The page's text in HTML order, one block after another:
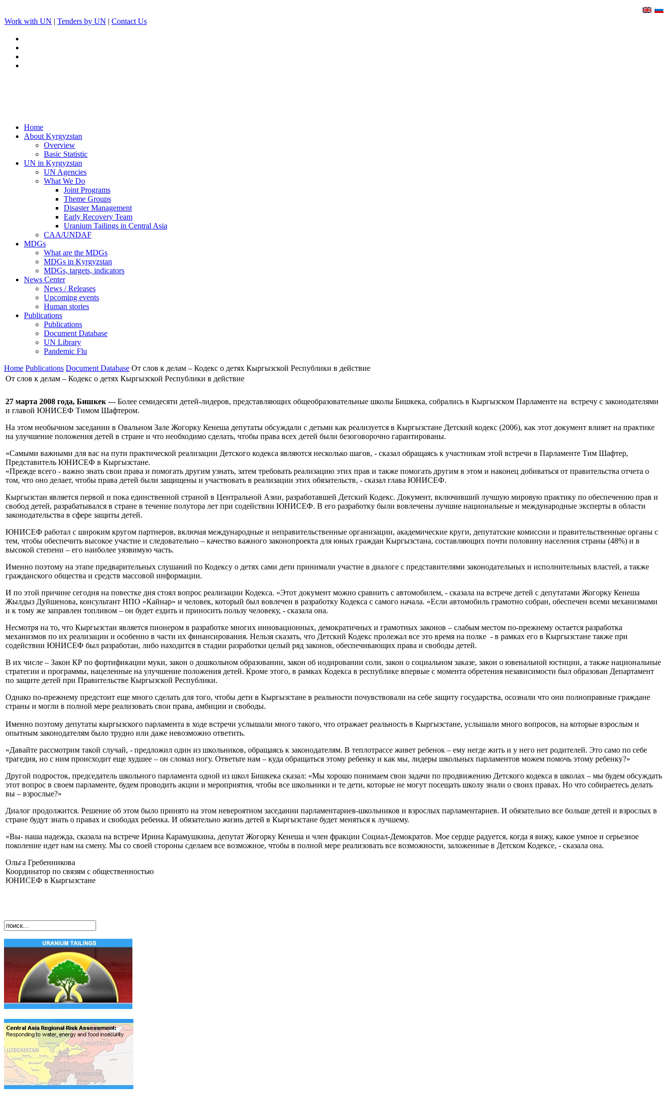
Work with UN | Tenders by UN | Contact Us
Home
About Kyrgyzstan
Overview
Basic Statistic
UN in Kyrgyzstan
UN Agencies
What We Do
Joint Programs
Theme Groups
Disaster Management
Early Recovery Team
Uranium Tailings in Central Asia
CAA/UNDAF
MDGs
What are the MDGs
MDGs in Kyrgyzstan
MDGs, targets, indicators
News Center
News / Releases
Upcoming events
Human stories
Publications
Publications
Document Database
UN Library
Pandemic Flu
Home Publications Document Database От слов к делам – Кодекс о детях Кыргызской Республики в действие
От слов к делам – Кодекс о детях Кыргызской Республики в действие
27 марта 2008 года, Бишкек --- Более семидесяти детей-лидеров, представляющих общеобразовательные школы Бишкека, собрались в Кыргызском Парламенте на встречу с законодателями
и главой ЮНИСЕФ Тимом Шафтером.
На этом необычном заседании в Овальном Зале Жогорку Кенеша депутаты обсуждали с детьми как реализуется в Кыргызстане Детский кодекс (2006), как этот документ влияет на практике
на улучшение положения детей в стране и что необходимо сделать, чтобы права всех детей были безоговорочно гарантированы.
«Самыми важными для вас на пути практической реализации Детского кодекса являются несколько шагов, - сказал обращаясь к участникам этой встречи в Парламенте Тим Шафтер,
Представитель ЮНИСЕФ в Кыргызстане.
«Прежде всего - важно знать свои права и помогать другим узнать, затем требовать реализацию этих прав и также помогать другим в этом и наконец добиваться от правительства отчета о
том, что оно делает, чтобы права детей были защищены и участвовать в реализации этих обязательств, - сказал глава ЮНИСЕФ.
Кыргызстан является первой и пока единственной страной в Центральной Азии, разработавшей Детский Кодекс. Документ, включивший лучшую мировую практику по обеспечению прав и
свобод детей, разрабатывался в стране в течение полутора лет при содействии ЮНИСЕФ. В его разработку были вовлечены лучшие национальные и международные эксперты в области
законодательства в сфере защиты детей.
ЮНИСЕФ работал с широким кругом партнеров, включая международные и неправительственные организации, академические круги, депутатские комиссии и правительственные органы с
тем, чтобы обеспечить высокое участие и следовательно – качество важного законопроекта для юных граждан Кыргызстана, составляющих почти половину населения страны (48%) и в
высокой степени – его наиболее уязвимую часть.
Именно поэтому на этапе предварительных слушаний по Кодексу о детях сами дети принимали участие в диалоге с представителями законодательных и исполнительных властей, а также
гражданского общества и средств массовой информации.
И по этой причине сегодня на повестке дня стоял вопрос реализации Кодекса. «Этот документ можно сравнить с автомобилем, - сказала на встрече детей с депутатами Жогорку Кенеша
Жылдыз Дуйшенова, консультант НПО «Кайнар» и человек, который был вовлечен в разработку Кодекса с самого начала. «Если автомобиль грамотно собран, обеспечен всеми механизмами
и к тому же заправлен топливом – он будет ездить и приносить пользу человеку, - сказала она.
Несмотря на то, что Кыргызстан является пионером в разработке многих инновационных, демократичных и грамотных законов – слабым местом по-прежнему остается разработка
механизмов по их реализации и особенно в части их финансирования. Нельзя сказать, что Детский Кодекс пролежал все это время на полке - в рамках его в Кыргызстане также при
содействии ЮНИСЕФ был разработан, либо находится в стадии разработки целый ряд законов, обеспечивающих права и свободы детей.
В их числе – Закон КР по фортификации муки, закон о дошкольном образовании, закон об иодировании соли, закон о социальном заказе, закон о ювенальной юстиции, а также национальные
стратегии и программы, нацеленные на улучшение положения детей. Кроме этого, в рамках Кодекса в республике впервые с момента обретения независимости был образован Департамент
по защите детей при Правительстве Кыргызской Республики.
Однако по-прежнему предстоит еще много сделать для того, чтобы дети в Кыргызстане в реальности почувствовали на себе защиту государства, осознали что они полноправные граждане
страны и могли в полной мере реализовать свои права, амбиции и свободы.
Именно поэтому депутаты кыргызского парламента в ходе встречи услышали много такого, что отражает реальность в Кыргызстане, услышали много вопросов, на которые взрослым и
опытным законодателям было трудно или даже невозможно ответить.
«Давайте рассмотрим такой случай, - предложил один из школьников, обращаясь к законодателям. В теплотрассе живет ребенок – ему негде жить и у него нет родителей. Это само по себе
трагедия, но с ним происходит еще худшее – он сломал ногу. Ответьте нам – куда обращаться этому ребенку и как мы, лидеры школьных парламентов можем помочь этому ребенку?»
Другой подросток, председатель школьного парламента одной из школ Бишкека сказал: «Мы хорошо понимаем свои задачи по продвижению Детского кодекса в школах – мы будем обсуждать
этот вопрос в своем парламенте, будем проводить акции и мероприятия, чтобы все школьники и те дети, которые не могут посещать школу знали о своих правах. Но что собираетесь делать
вы – взрослые?»
Диалог продолжится. Решение об этом было принято на этом невероятном заседании парламентариев-школьников и взрослых парламентариев. И обязательно все больше детей и взрослых в
стране будут знать о правах и свободах ребенка. И обязательно жизнь детей в Кыргызстане будет меняться к лучшему.
«Вы- наша надежда, сказала на встрече Ирина Карамушкина, депутат Жогорку Кенеша и член фракции Социал-Демократов. Мое сердце радуется, когда я вижу, какое умное и серьезное
поколение идет нам на смену. Мы со своей стороны сделаем все возможное, чтобы в полной мере реализовать все возможности, заложенные в Детском Кодексе, - сказала она.
Ольга Гребенникова
Координатор по связям с общественностью
ЮНИСЕФ в Кыргызстане